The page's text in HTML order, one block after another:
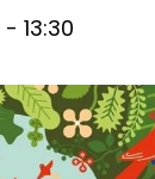
- 13:30